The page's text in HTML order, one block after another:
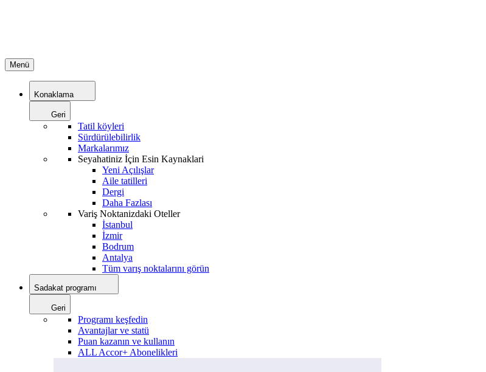
Menü
Konaklama
Geri
Tatil köyleri
Sürdürülebilirlik
Markalarımız
Seyahatiniz İçin Esin Kaynaklari
Yeni Açılışlar
Aile tatilleri
Dergi
Daha Fazlası
Variş Noktanizdaki Oteller
İstanbul
İzmir
Bodrum
Antalya
Tüm varış noktalarını görün
Sadakat programı
Geri
Programı keşfedin
Avantajlar ve statü
Puan kazanın ve kullanın
ALL Accor+ Abonelikleri